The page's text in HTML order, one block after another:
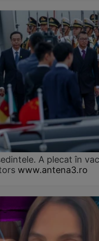
A plecat în
www.antena3.ro